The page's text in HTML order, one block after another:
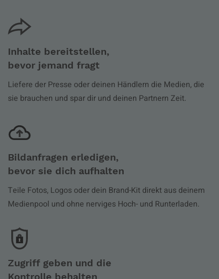
Inhalte bereitstellen,
bevor jemand fragt
Liefere der Presse oder deinen Händlern die Medien, die
sie brauchen und spar dir und deinen Partnern Zeit.
Bildanfragen erledigen,
bevor sie dich aufhalten
Teile Fotos, Logos oder dein Brand-Kit direkt aus deinem
Medienpool und ohne nerviges Hoch- und Runterladen.
Zugriff geben und die
Kontrolle behalten